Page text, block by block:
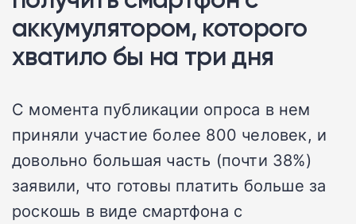
аккумулятором, которого
хватило бы на три дня
С момента публикации опроса в нем
приняли участие более 800 человек, и
довольно большая часть (почти 38%)
заявили, что готовы платить больше за
роскошь в виде смартфона с